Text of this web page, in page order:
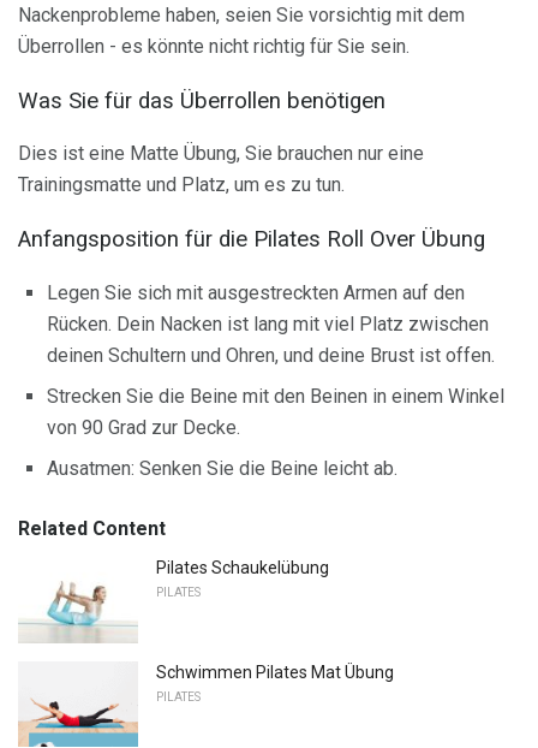
Nackenprobleme haben, seien Sie vorsichtig mit dem
Überrollen - es könnte nicht richtig für Sie sein.
Was Sie für das Überrollen benötigen
Dies ist eine Matte Übung, Sie brauchen nur eine
Trainingsmatte und Platz, um es zu tun.
Anfangsposition für die Pilates Roll Over Übung
Legen Sie sich mit ausgestreckten Armen auf den
Rücken. Dein Nacken ist lang mit viel Platz zwischen
deinen Schultern und Ohren, und deine Brust ist offen.
Strecken Sie die Beine mit den Beinen in einem Winkel
von 90 Grad zur Decke.
Ausatmen: Senken Sie die Beine leicht ab.
Related Content
Pilates Schaukelübung
PILATES
Schwimmen Pilates Mat Übung
PILATES